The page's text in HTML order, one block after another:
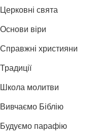
Церковні свята
Основи віри
Справжні християни
Традиції
Школа молитви
Вивчаємо Біблію
Будуємо парафію